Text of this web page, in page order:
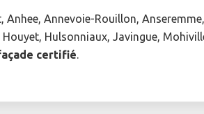
Annevoie-Rouillon,
Houyet, Hulsonniaux, Javingue,
certifié.